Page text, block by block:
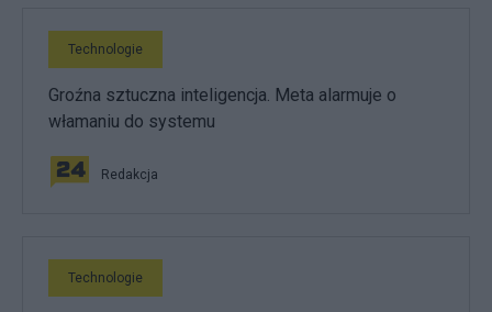
Technologie
Groźna sztuczna inteligencja. Meta alarmuje o
włamaniu do systemu
Redakcja
Technologie